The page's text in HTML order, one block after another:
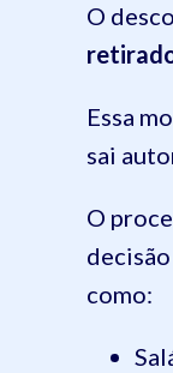
O
Essa
sai
O
como: